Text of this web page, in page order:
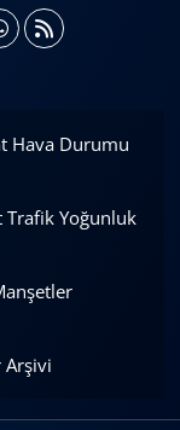
Hava Durumu
Trafik Yoğunluk
Arşivi